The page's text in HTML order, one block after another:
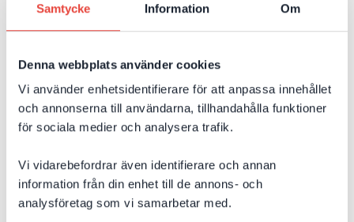
Samtycke Information Om
Denna webbplats använder cookies
Vi använder enhetsidentifierare för att anpassa innehållet
och annonserna till användarna, tillhandahålla funktioner
för sociala medier och analysera trafik.
Vi vidarebefordrar även identifierare och annan
information från din enhet till de annons- och
analysföretag som vi samarbetar med.
samarbete i Microsoft 365
Hur håller man ordning på dokument när informationen är
spridd över flera användarkonton? Ett växande
fastighetsbolag samlade dokumenthantering och samarbete
i Microsoft 365 med bättre kontroll, säkerhet och
Microsoft 365 SharePoint Bygg o Fastighet
Integration